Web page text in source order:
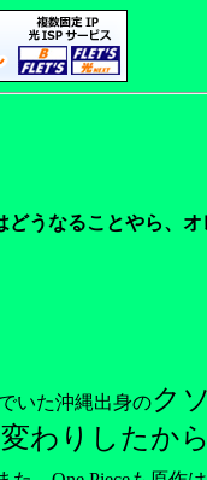
うなることやら、オ
いた沖縄出身のク
わりしたか